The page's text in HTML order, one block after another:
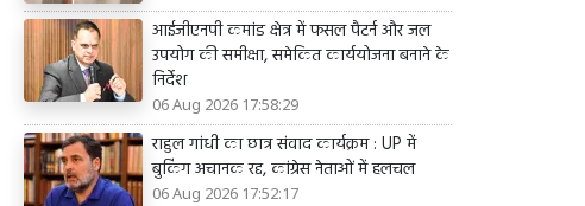
आईजीएनपी कमांड क्षेत्र में फसल पैटर्न और जल
उपयोग की समीक्षा, समेकित कार्ययोजना बनाने के
निर्देश
06 Aug 2026 17:58:29
राहुल गांधी का छात्र संवाद कार्यक्रम : UP में
बुकिंग अचानक रद्द, कांग्रेस नेताओं में हलचल
06 Aug 2026 17:52:17